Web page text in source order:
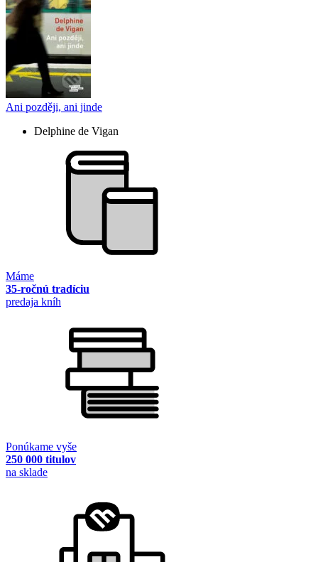
Ani později, ani jinde
Delphine de Vigan
Máme
35-ročnú tradíciu
predaja kníh
Ponúkame vyše
250 000 titulov
na sklade